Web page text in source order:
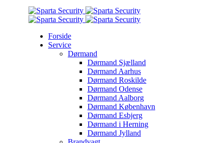
Forside
Service
Dørmand
Dørmand Sjælland
Dørmand Aarhus
Dørmand Roskilde
Dørmand Odense
Dørmand Aalborg
Dørmand København
Dørmand Esbjerg
Dørmand i Herning
Dørmand Jylland